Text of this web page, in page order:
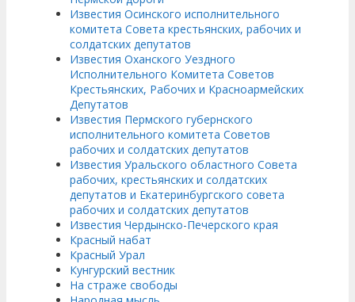
Известия Осинского исполнительного
комитета Совета крестьянских, рабочих и
солдатских депутатов
Известия Оханского Уездного
Исполнительного Комитета Советов
Крестьянских, Рабочих и Красноармейских
Депутатов
Известия Пермского губернского
исполнительного комитета Советов
рабочих и солдатских депутатов
Известия Уральского областного Совета
рабочих, крестьянских и солдатских
депутатов и Екатеринбургского совета
рабочих и солдатских депутатов
Известия Чердынско-Печерского края
Красный набат
Красный Урал
Кунгурский вестник
На страже свободы